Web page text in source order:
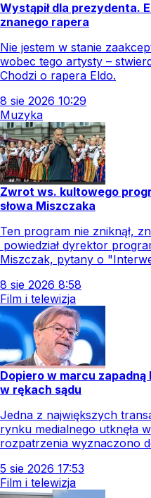
Wystąpił dla prezydenta.
znanego rapera
Nie jestem w stanie
wobec tego artysty –
Chodzi o rapera Eldo.
8 sie 2026 10:29
Muzyka
Zwrot ws. kultowego
słowa Miszczaka
Ten program nie zniknął,
powiedział dyrektor
Miszczak, pytany o
8 sie 2026 8:58
Film i telewizja
Dopiero w marcu
w rękach sądu
Jedna z największych
rynku medialnego utknęła
rozpatrzenia wyznaczono
5 sie 2026 17:53
Film i telewizja